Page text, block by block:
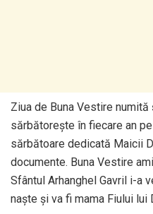
Ziua de Buna Vestire
sărbătorește în fiecare an
sărbătoare dedicată Maicii
documente. Buna Vestire
Sfântul Arhanghel Gavril i-a
naște și va fi mama Fiului lui